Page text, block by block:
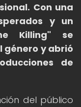
Con una
y un
Killing" se
género y abrió
de
del público